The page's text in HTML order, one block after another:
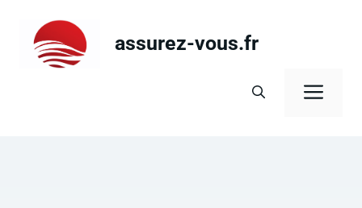
contenu
assurez-vous.fr